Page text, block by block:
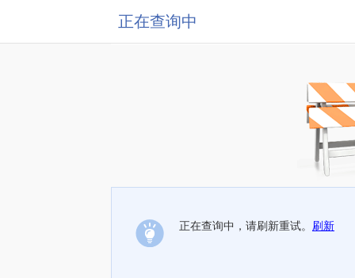
正在查询中
正在查询中，请刷新重试。 刷新